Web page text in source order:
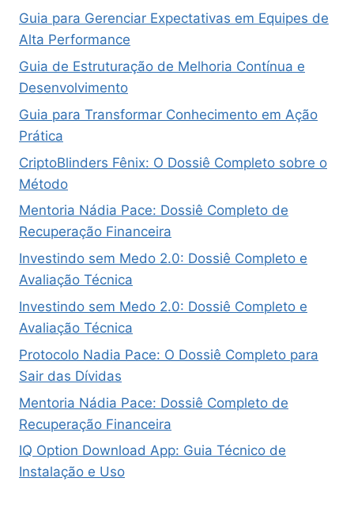
Guia para Gerenciar Expectativas em Equipes de
Alta Performance
Guia de Estruturação de Melhoria Contínua e
Desenvolvimento
Guia para Transformar Conhecimento em Ação
Prática
CriptoBlinders Fênix: O Dossiê Completo sobre o
Método
Mentoria Nádia Pace: Dossiê Completo de
Recuperação Financeira
Investindo sem Medo 2.0: Dossiê Completo e
Avaliação Técnica
Investindo sem Medo 2.0: Dossiê Completo e
Avaliação Técnica
Protocolo Nadia Pace: O Dossiê Completo para
Sair das Dívidas
Mentoria Nádia Pace: Dossiê Completo de
Recuperação Financeira
IQ Option Download App: Guia Técnico de
Instalação e Uso